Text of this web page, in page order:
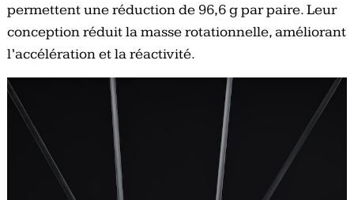
permettent une réduction de 96,6 g par paire. Leur
conception réduit la masse rotationnelle, améliorant
l’accélération et la réactivité.